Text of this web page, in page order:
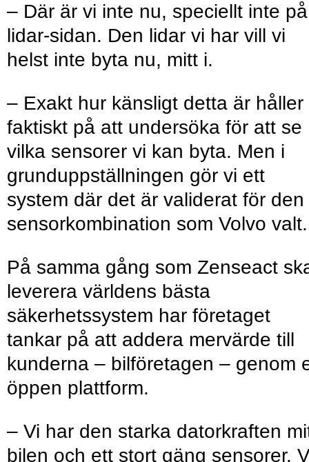
– Där är vi inte nu, speciellt inte på
lidar-sidan. Den lidar vi har vill vi
helst inte byta nu, mitt i.
– Exakt hur känsligt detta är håller
faktiskt på att undersöka för att se
vilka sensorer vi kan byta. Men i
grunduppställningen gör vi ett
system där det är validerat för den
sensorkombination som Volvo valt.
På samma gång som Zenseact
leverera världens bästa
säkerhetssystem har företaget
tankar på att addera mervärde till
kunderna – bilföretagen – genom
öppen plattform.
– Vi har den starka datorkraften
bilen och ett stort gäng sensorer.